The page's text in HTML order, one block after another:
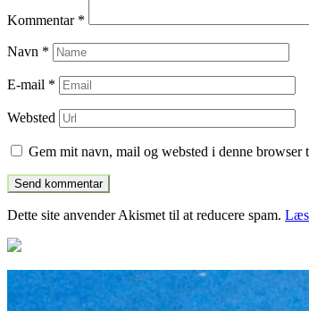
Kommentar *
Navn *
E-mail *
Websted
Gem mit navn, mail og websted i denne browser
Dette site anvender Akismet til at reducere spam. Læs